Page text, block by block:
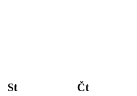
St Čt